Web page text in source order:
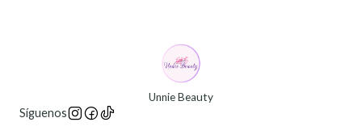
Unnie Beauty
Síguenos